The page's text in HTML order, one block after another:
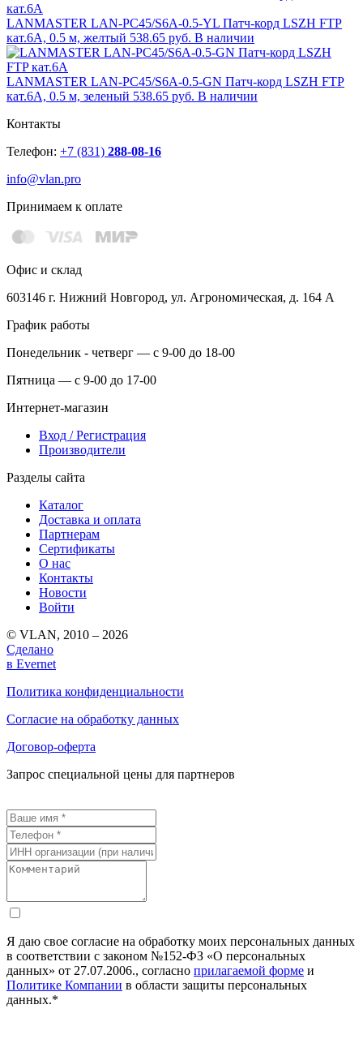
LANMASTER LAN-PC45/S6A-0.5-YL Патч-корд LSZH FTP
кат.6A, 0.5 м, желтый 538.65 руб. В наличии
LANMASTER LAN-PC45/S6A-0.5-GN Патч-корд LSZH FTP
кат.6A, 0.5 м, зеленый 538.65 руб. В наличии
Контакты
Телефон: +7 (831) 288-08-16
info@vlan.pro
Принимаем к оплате
Офис и склад
603146 г. Нижний Новгород, ул. Агрономическая, д. 164 А
График работы
Понедельник - четверг — с 9-00 до 18-00
Пятница — с 9-00 до 17-00
Интернет-магазин
Вход / Регистрация
Производители
Разделы сайта
Каталог
Доставка и оплата
Партнерам
Сертификаты
О нас
Контакты
Новости
Войти
© VLAN, 2010 – 2026
Сделано
в Evernet
Политика конфиденциальности
Согласие на обработку данных
Договор-оферта
Запрос специальной цены для партнеров
Я даю свое согласие на обработку моих персональных данных
в соответствии с законом №152-ФЗ «О персональных
данных» от 27.07.2006., согласно прилагаемой форме и
Политике Компании в области защиты персональных
данных.*